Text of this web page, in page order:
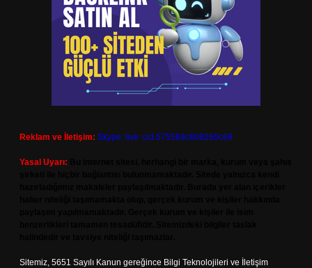
Reklam ve İletişim: Skype: live:.cid.575569c608265c69
Yasal Uyarı:
Sitemiz, 5651 Sayılı Kanun gereğince Bilgi Teknolojileri ve İletişim